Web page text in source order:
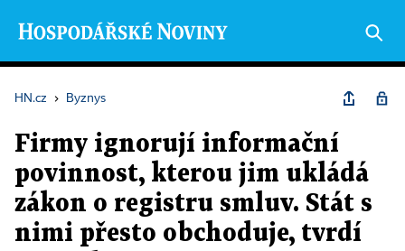
HN.cz › Byznys
Firmy ignorují informační
povinnost, kterou jim ukládá
zákon o registru smluv. Stát s
nimi přesto obchoduje, tvrdí